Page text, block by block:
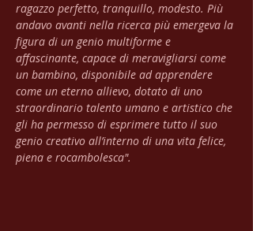
ragazzo perfetto, tranquillo, modesto. Più
andavo avanti nella ricerca più emergeva la
figura di un genio multiforme e
affascinante, capace di meravigliarsi come
un bambino, disponibile ad apprendere
come un eterno allievo, dotato di uno
straordinario talento umano e artistico che
gli ha permesso di esprimere tutto il suo
genio creativo all’interno di una vita felice,
piena e rocambolesca".